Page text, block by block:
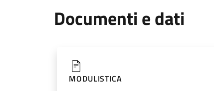
Documenti e dati
MODULISTICA